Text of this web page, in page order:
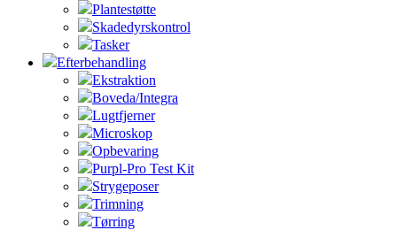
Plantestøtte
Skadedyrskontrol
Tasker
Efterbehandling
Ekstraktion
Boveda/Integra
Lugtfjerner
Microskop
Opbevaring
Purpl-Pro Test Kit
Strygeposer
Trimning
Tørring